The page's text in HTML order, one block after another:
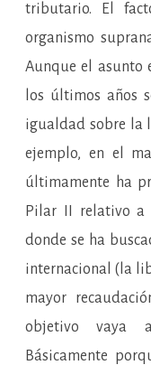
tributario. El
organismo
Aunque el asunto
los últimos años
igualdad sobre la
ejemplo, en el
últimamente ha
Pilar II relativo a
donde se ha
internacional (la
mayor
objetivo vaya a
Básicamente